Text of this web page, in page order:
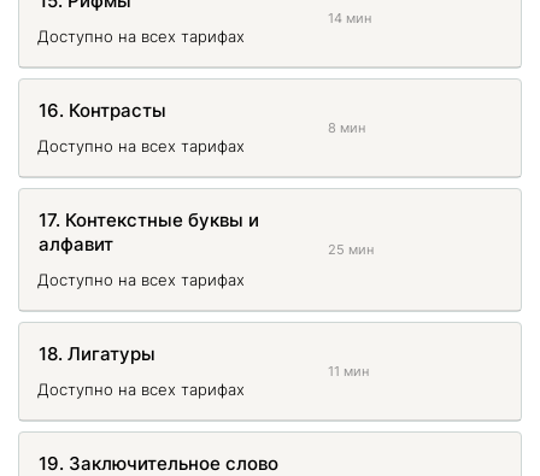
Доступно на всех тарифах
14 мин
16. Контрасты
Доступно на всех тарифах
8 мин
17. Контекстные буквы и
алфавит
Доступно на всех тарифах
25 мин
18. Лигатуры
Доступно на всех тарифах
11 мин
19. Заключительное слово